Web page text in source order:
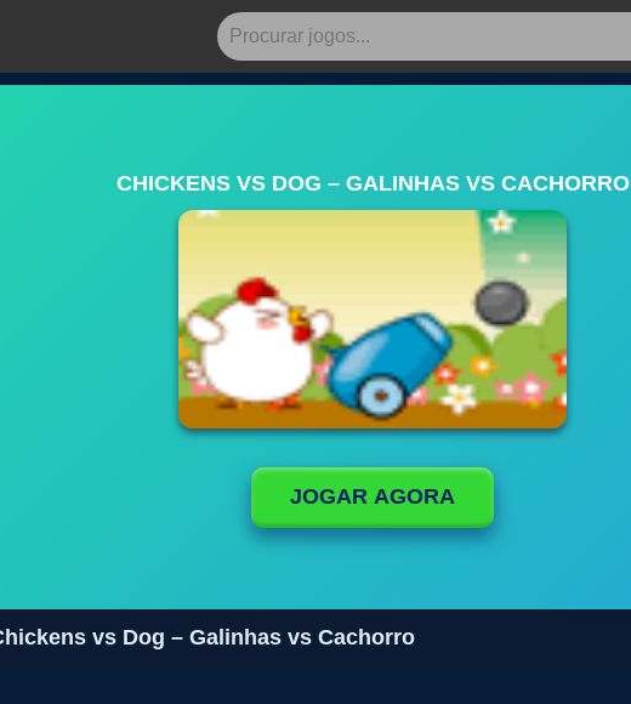
CHICKENS VS DOG – GALINHAS VS CACHORRO
JOGAR AGORA
vs Dog – Galinhas vs Cachorro